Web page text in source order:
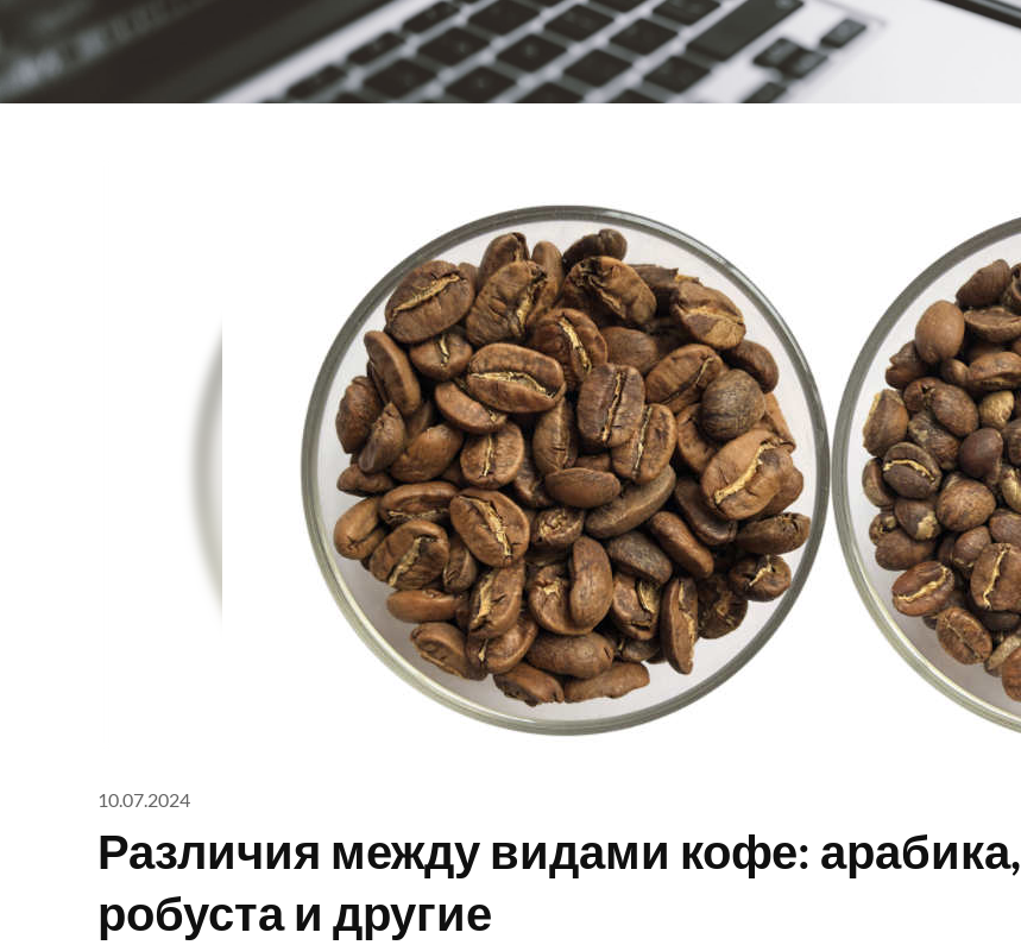
10.07.2024
Различия между видами кофе: арабика,
робуста и другие